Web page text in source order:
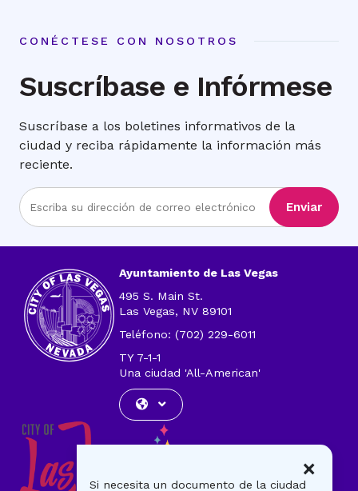
CONÉCTESE CON NOSOTROS
Suscríbase e Infórmese
Suscríbase a los boletines informativos de la
ciudad y reciba rápidamente la información más
reciente.
Ingrese
la
correo
electrónico
Enviar
Ayuntamiento de Las Vegas
495 S. Main St.
Las Vegas, NV 89101
Teléfono: (702) 229-6011
TY 7-1-1
Una ciudad 'All-American'
Si necesita un documento de la ciudad
×